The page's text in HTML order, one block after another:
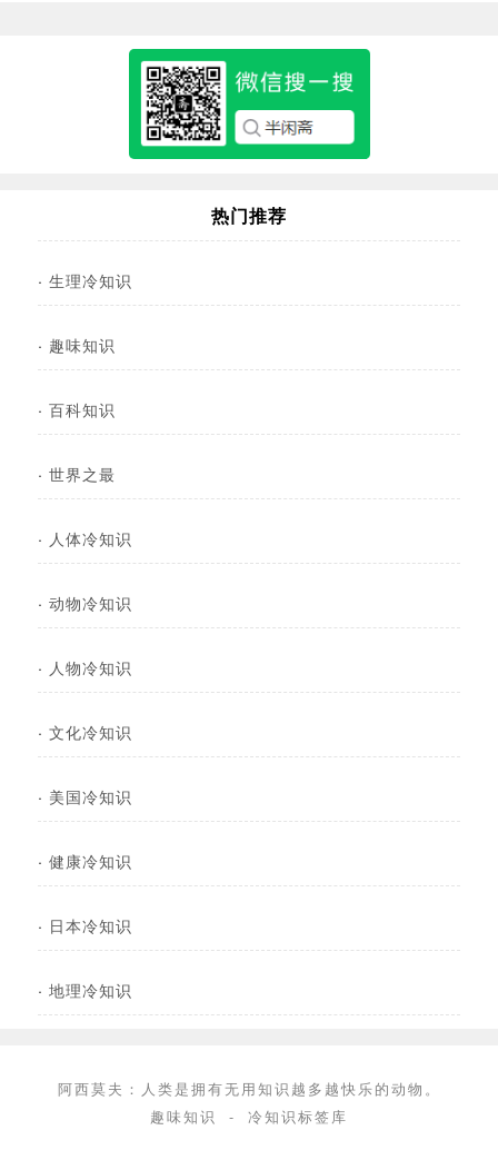
热门推荐
· 生理冷知识
· 趣味知识
· 百科知识
· 世界之最
· 人体冷知识
· 动物冷知识
· 人物冷知识
· 文化冷知识
· 美国冷知识
· 健康冷知识
· 日本冷知识
· 地理冷知识
阿西莫夫：人类是拥有无用知识越多越快乐的动物。
趣味知识
- 冷知识标签库